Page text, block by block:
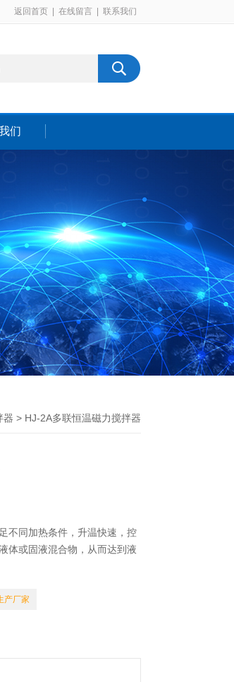
返回首页 在线留言 联系我们
们
器 > HJ-2A多联恒温磁力搅拌器
不同加热条件，升温快速，控
体或固液混合物，从而达到液
产厂家